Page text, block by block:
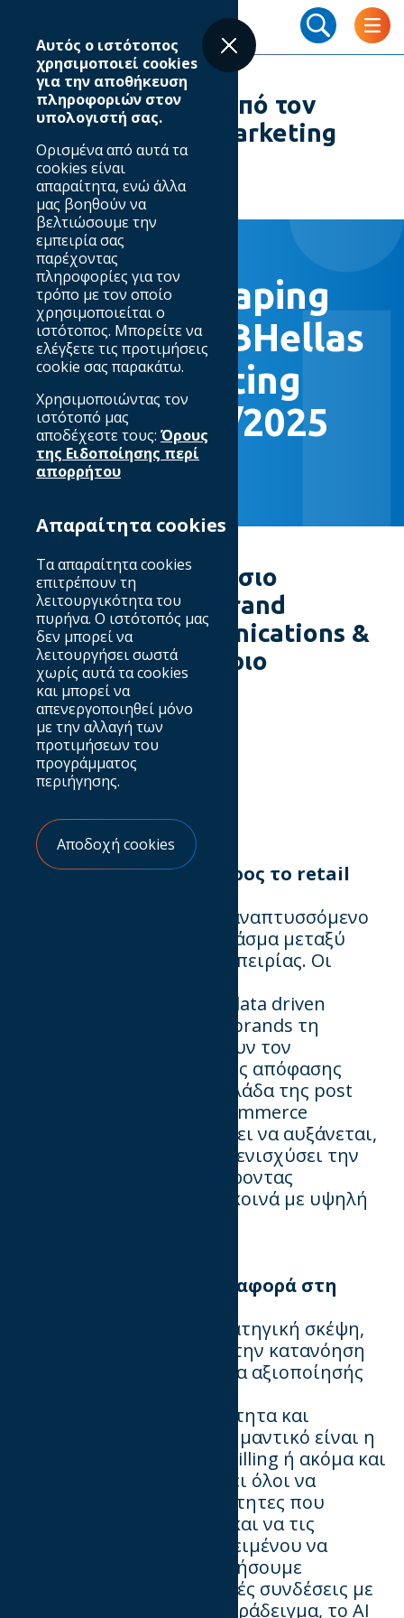
main
content
💡 Digital Shaping από τον
#IABHellas στο #Marketing
Week 20/01/2025
20.01.2025
💡 Digital Shaping
από τον #IABHellas
στο #Marketing
Week 20/01/2025
💡 Από τον Αναστάσιο
Κούκια,Head of Brand
Marketing Communications &
Media, Φυσικό Αέριο
Ελλάδος💡
The New Currency
Ποια η άποψή σας ως προς το retail
Το retail media είναι ένα αναπτυσσόμενο
μέσο που γεφυρώνει το χάσμα μεταξύ
φυσικής και ψηφιακής εμπειρίας. Οι
αυτές, ενσωματώνοντας data driven
στρατηγικές, δίνουν στα brands τη
δυνατότητα να στοχεύσουν τον
καταναλωτή τη στιγμή της απόφασης
αγοράς. Ειδικά για την Ελλάδα της post
Covid εποχής, που το e-commerce
αναπτύχθηκε και συνεχίζει να αυξάνεται,
το retail media μπορεί να ενισχύσει την
αξία των brands, προσφέροντας
στοχευμένη προβολή σε κοινά με υψηλή
Ποια skills κάνουν τη διαφορά στη
Το μέλλον επιτάσσει στρατηγική σκέψη,
creative problem solving, την κατανόηση
των data με την ικανότητα αξιοποίησής
ευελιξία, προσαρμοστικότητα και
περιέργεια! Ενώ το πιο σημαντικό είναι η
διάθεση για συνεχές upskilling ή ακόμα και
reskilling. Τέλος, θα πρέπει όλοι να
αγκαλιάσουμε τις δυνατότητες που
προσφέρει η τεχνολογία και να τις
χρησιμοποιήσουμε προκειμένου να
μπορέσουμε να δημιουργήσουμε
αυθεντικές και ουσιαστικές συνδέσεις με
τους καταναλωτές. Για παράδειγμα, το AI
Αυτός ο ιστότοπος
χρησιμοποιεί cookies
για την αποθήκευση
πληροφοριών στον
υπολογιστή σας.
Ορισμένα από αυτά τα
cookies είναι
απαραίτητα, ενώ άλλα
μας βοηθούν να
βελτιώσουμε την
εμπειρία σας
παρέχοντας
πληροφορίες για τον
τρόπο με τον οποίο
χρησιμοποιείται ο
ιστότοπος. Μπορείτε να
ελέγξετε τις προτιμήσεις
cookie σας παρακάτω.
Χρησιμοποιώντας τον
ιστότοπό μας
αποδέχεστε τους: Όρους
της Ειδοποίησης περί
απορρήτου
Απαραίτητα cookies
Τα απαραίτητα cookies
επιτρέπουν τη
λειτουργικότητα του
πυρήνα. Ο ιστότοπός μας
δεν μπορεί να
λειτουργήσει σωστά
χωρίς αυτά τα cookies
και μπορεί να
απενεργοποιηθεί μόνο
με την αλλαγή των
προτιμήσεων του
προγράμματος
περιήγησης.
Αποδοχή cookies